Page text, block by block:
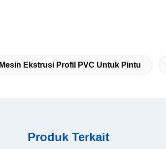
Mesin Ekstrusi Profil PVC Untuk Pintu
Produk Terkait